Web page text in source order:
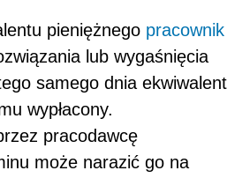
pieniężnego pracownik
lub wygaśnięcia
samego dnia ekwiwalent
wypłacony.
pracodawcę
może narazić go na